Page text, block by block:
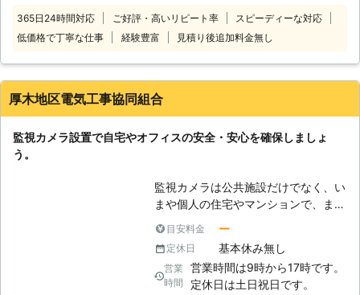
たします。品揃え豊富な防犯カメラが
あるからこそお客様のご希望に応じた
防犯カメラを設置できますよ。更にメ
後、不具合が起こったときにもご相談
いただけます。 株式会社キャトルプ
な施工をしたいと考えています。株式
営できる環境を手に入れてみません
か。
必要になりましたら、ぜひお呼びくだ
さい。電気工事に慣れている私たちの
中】 一般住宅にも監視カメラを設置
することができるとご存知でしたでし
ら、設置を考えてみてはいかがでしょ
で、考えてみる価値はあるのではない
でしょうか。また住宅以外にもゴミ捨
て場などに設置をすると、違法のゴミ
捨てがなくなることが期待できます。
こうした抑止の力もありますので、監
視カメラ設置をご希望になるのでした
らトゥインクルネットまでお問い合わ
365日24時間対応 ご好評・高いリピート率
スピーディーな対応
低価格で丁寧な仕事
経験豊富 見積り後追加料金無し
厚木地区電気工事協同組合
監視カメラ設置で自宅やオフィスの安全・安心を確保しましょ
う。
監視カメラは公共施設だけでなく、い
まや個人の住宅やマンションで、また
活躍しています。いたずらや不審者を
監視し、万が一犯罪が発生したときは
早期解決に繋がることから、導入を検
討している方も多いでしょう。 皆様
目安料金 ー
定休日 基本休み無し
営業
時間
営業時間は9時から17時です。
定休日は土日祝日です。